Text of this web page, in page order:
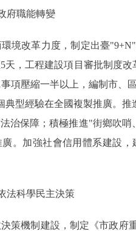
職能轉變
改革力度，制定出臺"9+N"
天，工程建設項目審批制度
項壓縮一半以上，編制市、
典型經驗在全國複製推廣。
治保障；積極推進"街鄉吹
。加強社會信用體系建設
科學民主決策
機制建設，制定《市政府重